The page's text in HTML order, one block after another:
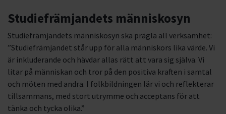
Studiefrämjandets människosyn
Studiefrämjandets människosyn ska prägla all verksamhet:
”Studiefrämjandet står upp för alla människors lika värde. Vi
är inkluderande och hävdar allas rätt att vara sig själva. Vi
litar på människan och tror på den positiva kraften i samtal
och möten med andra. I folkbildningen lär vi och reflekterar
tillsammans, med stort utrymme och acceptans för att
tänka och tycka olika.”